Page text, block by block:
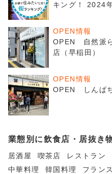
キング！ 2024
OPEN情報
OPEN 自然派
店（早稲田）
OPEN情報
OPEN しんぱ
業態別に飲食店・居抜き
居酒屋 喫茶店 レストラン
中華料理
韓国料理 フラン